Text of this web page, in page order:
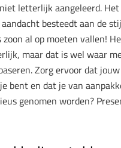
letterlijk aangeleerd.
besteedt aan de
zoon al op moeten vallen!
maar dat is wel waar
Zorg ervoor dat
bent en dat je van
genomen worden?